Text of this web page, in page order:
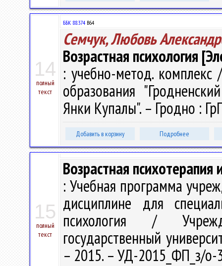
14
полный
текст
ББК 88.374 В64
Семчук, Любовь
Возрастная психология
: учебно-метод.
образования
Янки Купалы". – Гродно :
Добавить в корзину Подробнее
15
полный
текст
Возрастная психотерапия
: Учебная программа
дисциплине для
психология /
государственный
– 2015. – УД-2015_ФП_з/